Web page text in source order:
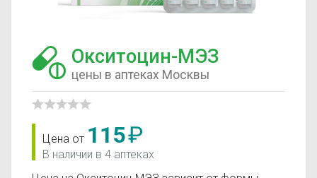
Окситоцин-МЭЗ
цены в аптеках Москвы
Цена от 115₽
В наличии в 4 аптеках